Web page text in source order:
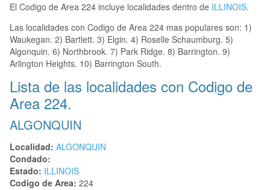
El Codigo de Area 224 incluye localidades dentro de ILLINOIS.
Las localidades con Codigo de Area 224 mas populares son: 1)
Waukegan. 2) Bartlett. 3) Elgin. 4) Roselle Schaumburg. 5)
Algonquin. 6) Northbrook. 7) Park Ridge. 8) Barrington. 9)
Arlington Heights. 10) Barrington South.
Lista de las localidades con Codigo de
Area 224.
ALGONQUIN
Localidad: ALGONQUIN
Condado:
Estado: ILLINOIS
Codigo de Area: 224